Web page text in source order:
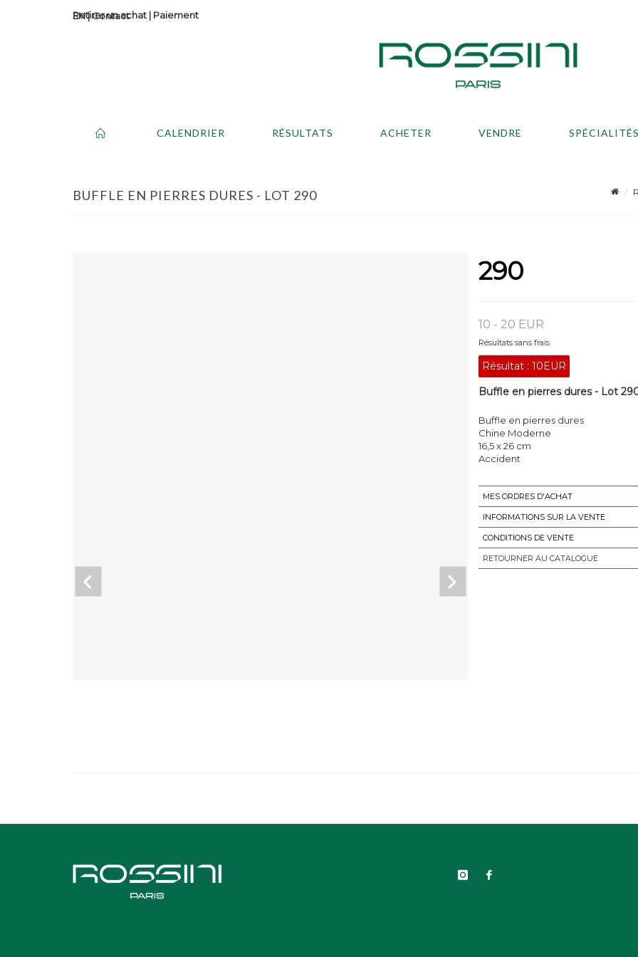
Contact
Retirer un achat | Paiement
CALENDRIER RÉSULTATS ACHETER VENDRE
BUFFLE EN PIERRES DURES - LOT 290
290
10 - 20 EUR
Résultats sans frais
Résultat : 10EUR
Buffle en pierres dures - Lot
Buffle en pierres dures
Chine Moderne
16,5 x 26 cm
Accident
MES ORDRES D'ACHAT
INFORMATIONS SUR LA VENTE
CONDITIONS DE VENTE
RETOURNER AU CATALOGUE